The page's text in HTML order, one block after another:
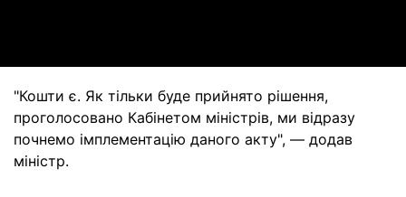
"Кошти є. Як тільки буде прийнято рішення,
проголосовано Кабінетом міністрів, ми відразу
почнемо імплементацію даного акту", — додав
міністр.